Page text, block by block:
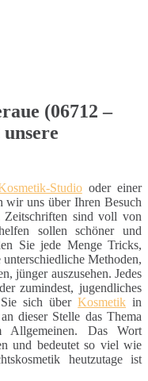
(06712 –
Studiooder einer
wir uns über Ihren Besuch
Zeitschriften sind voll von
sollen schöner und
Sie jede Menge Tricks,
Methoden,
jünger auszusehen. Jedes
zumindest, jugendliches
sich überKosmetik in
dieser Stelle das Thema
Das Wort
und bedeutet so viel wie
heutzutage ist